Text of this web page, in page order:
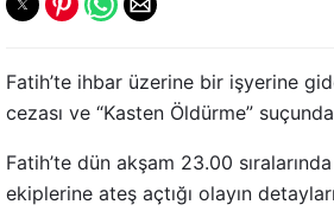
Fatih’te ihbar üzerine bir işyerine
cezası ve “Kasten Öldürme”
Fatih’te dün akşam 23.00
ekiplerine ateş açtığı olayın